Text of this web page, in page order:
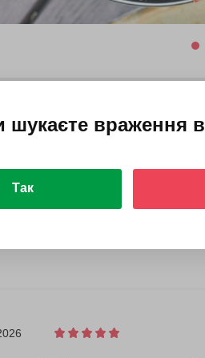
шукаєте враження в
Так